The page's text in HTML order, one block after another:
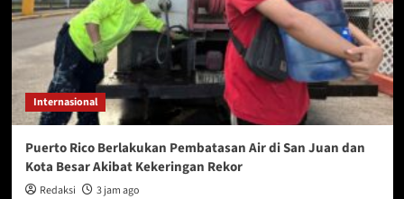
Internasional
Puerto Rico Berlakukan Pembatasan Air di San Juan dan
Kota Besar Akibat Kekeringan Rekor
Redaksi 3 jam ago